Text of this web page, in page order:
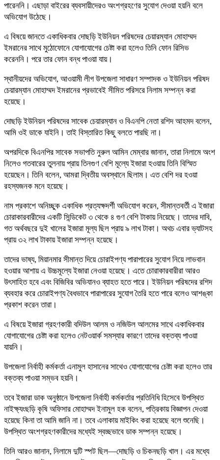
পারেননি। এছাড়া বাইরের ব্যবসায়ীদেরও অংশগ্রহণের সুযোগ দেওয়া হয়নি বলে
অভিযোগ উঠেছে।
এ বিষয়ে জানতে একাধিকবার দোছড়ি ইউনিয়ন পরিষদের চেয়ারম্যান মোহাম্মদ
ইমরানের সাথে মুঠোফোনে যোগাযোগের চেষ্টা করা হলেও তিনি ফোন রিসিভ
করেননি। পরে তার ফোন বন্ধ পাওয়া যায়।
স্থানীয়দের অভিযোগ, আওয়ামী লীগ উপজেলা সাধারণ সম্পাদক ও ইউনিয়ন পরিষদ
চেয়ারম্যান মোহাম্মদ ইমরানের প্রভাবেই সীমিত পরিসরে নিলাম সম্পন্ন করা
হয়েছে।
দোছড়ি ইউনিয়ন পরিষদের সাবেক চেয়ারম্যান ও বিএনপি নেতা রশিদ আহমদ বলেন,
আমি ওই ডাকে যাইনি। তাই বিস্তারিত কিছু বলতে পারছি না।
অপরদিকে বিএনপির সাবেক সভাপতি নুরুল আমিন মেম্বার জানান, তারা নিলামে অংশ
নিলেও গতবারের তুলনায় প্রায় তিনগুণ বেশি মূল্যে ইজারা হওয়ায় তিনি বিস্মিত
হয়েছেন। তিনি বলেন, আমরা দ্বিতীয় অবস্থানে ছিলাম। এত বেশি দর হওয়া
রহস্যজনক মনে হয়েছে।
নাম প্রকাশে অনিচ্ছুক একাধিক প্রত্যক্ষদর্শী অভিযোগ করেন, সীমান্তবর্তী এ ইজারা
চোরাকারবারীদের একটি সিন্ডিকেট ৩ থেকে ৪ গুণ বেশি টাকায় নিয়েছে। তাদের দাবি,
গত অর্থবছরে দুই খালের ইজারা মূল্য ছিল প্রায় ৯ লাখ টাকা। অথচ এবার ভ্যাটসহ
প্রায় ৩২ লাখ টাকায় ইজারা সম্পন্ন হয়েছে।
তাদের ভাষ্য, মিয়ানমার সীমান্ত দিয়ে চোরাইপণ্য পারাপারের সুযোগ নিয়ে লাভবান
হওয়ার আশায় এ উচ্চমূল্যে ইজারা নেওয়া হয়েছে। এতে চোরাকারবারীরা আরও
উৎসাহিত হবে এবং বিজিবির অভিযানও ব্যাহত হতে পারে। ইউনিয়ন পরিষদের রশিদ
ব্যবহার করে চোরাইপণ্য বৈধভাবে পারাপারের সুযোগ তৈরি হতে পারে বলেও আশঙ্কা
প্রকাশ করেন তারা।
এ বিষয়ে ইজারা গ্রহণকারী বদিউল আলম ও নজিউল আলমের সাথে একাধিকবার
যোগাযোগের চেষ্টা করা হলেও নেটওয়ার্ক সমস্যার কারণে তাদের বক্তব্য পাওয়া
যায়নি।
উপজেলা নির্বাহী কর্মকর্তা এনামুল হাসানের সাথেও যোগাযোগের চেষ্টা করা হলেও তার
বক্তব্য পাওয়া সম্ভব হয়নি।
তবে ইজারা ডাক অনুষ্ঠানে উপজেলা নির্বাহী কর্মকর্তার প্রতিনিধি হিসেবে উপস্থিত
নাইক্ষ্যংছড়ি কৃষি অফিসার মোহাম্মদ ইনামুল হক বলেন, পত্রিকায় বিজ্ঞাপন দেওয়া
হয়েছে কিনা তা আমি জানি না। তবে এলাকায় মাইকিং করা হয়েছে বলে শুনেছি।
উপস্থিত অংশগ্রহণকারীদের মধ্যেই স্বচ্ছভাবে ডাক সম্পন্ন হয়েছে।
তিনি আরও জানান, নিলামে দুটি স্পট ছিল—দোছড়ি ও চিকনছড়ি খাল। এর মধ্যে